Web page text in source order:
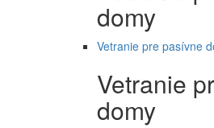
domy
Vetranie pre pasívne
Vetranie
domy